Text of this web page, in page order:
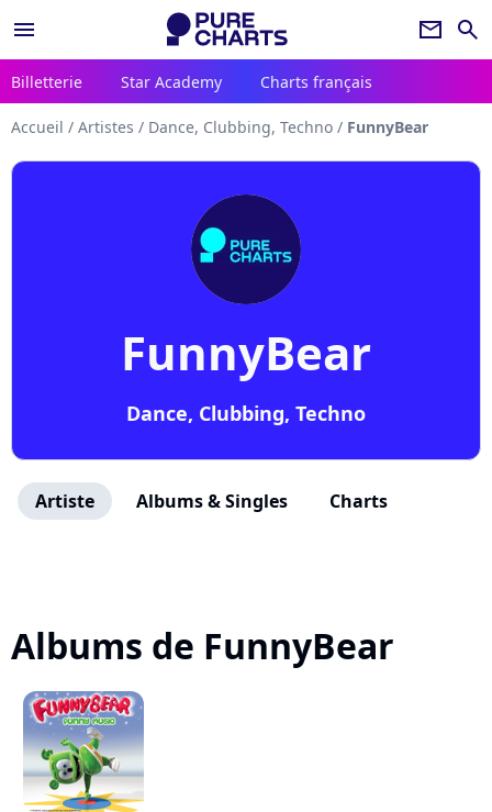
menu newsletter search
Billetterie Star Academy Charts français
Accueil / Artistes / Dance, Clubbing, Techno / FunnyBear
FunnyBear
Dance, Clubbing, Techno
Artiste Albums & Singles Charts
Albums de FunnyBear